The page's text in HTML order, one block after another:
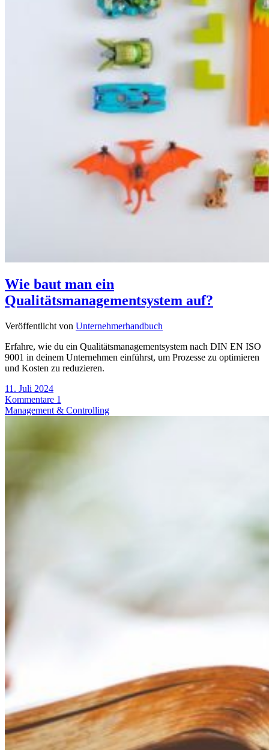
Wie baut man ein
Qualitätsmanagementsystem auf?
Veröffentlicht von Unternehmerhandbuch
Erfahre, wie du ein Qualitätsmanagementsystem nach DIN EN ISO
9001 in deinem Unternehmen einführst, um Prozesse zu optimieren
und Kosten zu reduzieren.
11. Juli 2024
Kommentare 1
Management & Controlling